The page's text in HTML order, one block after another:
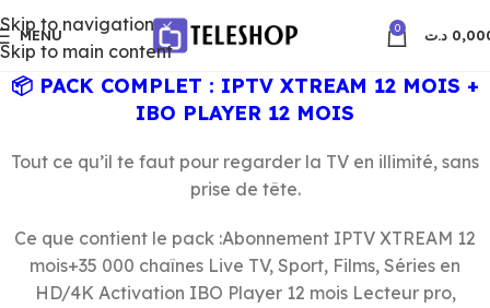
Skip to navigation
Skip to main content
MENU 0 د.ت
📦 PACK COMPLET : IPTV XTREAM 12 MOIS +
IBO PLAYER 12 MOIS
Tout ce qu’il te faut pour regarder la TV en illimité, sans
prise de tête.
Ce que contient le pack :Abonnement IPTV XTREAM 12
mois+35 000 chaînes Live TV, Sport, Films, Séries en
HD/4K Activation IBO Player 12 mois Lecteur pro,